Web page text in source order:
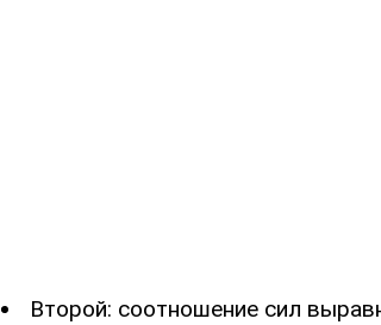
Второй: соотношение сил